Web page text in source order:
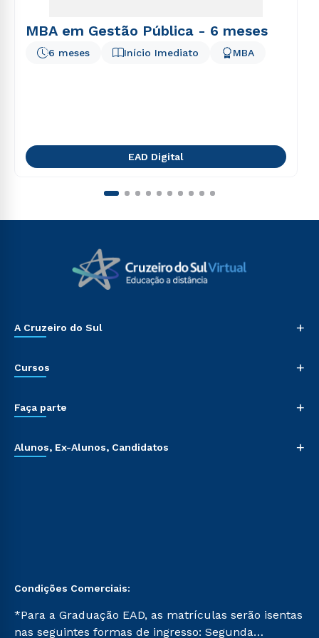
MBA em Gestão Pública - 6 meses
Início Imediato
6 meses MBA
EAD Digital
A Cruzeiro do Sul +
Cursos +
Faça parte +
Alunos, Ex-Alunos, Candidatos +
Condições Comerciais:
*Para a Graduação EAD, as matrículas serão isentas
nas seguintes formas de ingresso: Segunda